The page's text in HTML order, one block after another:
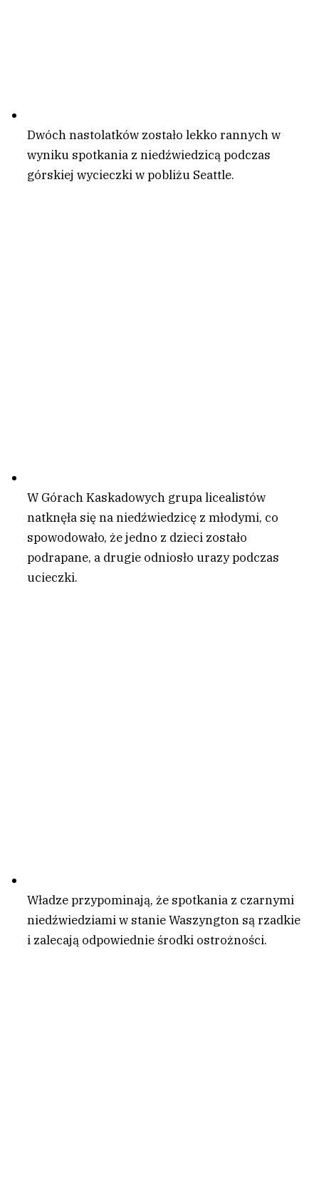
Dwóch nastolatków zostało lekko rannych w
wyniku spotkania z niedźwiedzicą podczas
górskiej wycieczki w pobliżu Seattle.
W Górach Kaskadowych grupa licealistów
natknęła się na niedźwiedzicę z młodymi, co
spowodowało, że jedno z dzieci zostało
podrapane, a drugie odniosło urazy podczas
ucieczki.
Władze przypominają, że spotkania z czarnymi
niedźwiedziami w stanie Waszyngton są rzadkie
i zalecają odpowiednie środki ostrożności.